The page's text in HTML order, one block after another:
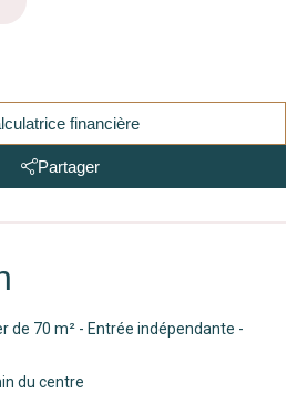
financière
Partager
de 70 m² - Entrée indépendante -
du centre